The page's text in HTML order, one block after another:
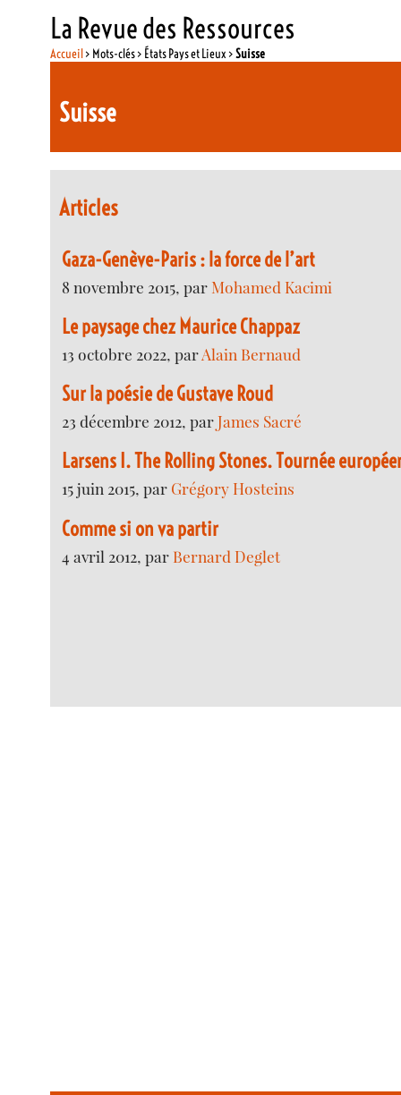
La Revue des Ressources
Accueil> Mots-clés > États Pays et Lieux >Suisse
Suisse
Articles
Gaza-Genève-Paris : la force de l’art
8 novembre 2015, parMohamed Kacimi
Le paysage chez Maurice Chappaz
13 octobre 2022, parAlain Bernaud
Sur la poésie de Gustave Roud
23 décembre 2012, parJames Sacré
Larsens I. The Rolling Stones. Tournée
15 juin 2015, par Grégory Hosteins
Comme si on va partir
4 avril 2012, par Bernard Deglet